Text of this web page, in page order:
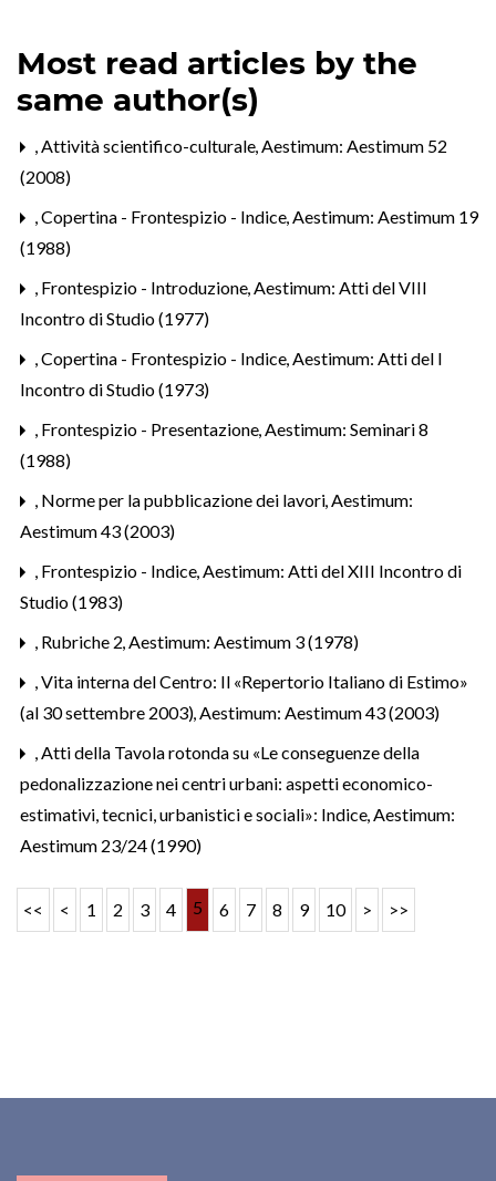
Most read articles by the
same author(s)
,Attività scientifico-culturale,Aestimum: Aestimum 52
(2008)
,Copertina - Frontespizio - Indice,Aestimum: Aestimum 19
(1988)
, Frontespizio - Introduzione,Aestimum: Atti del VIII
Incontro di Studio (1977)
,Copertina - Frontespizio - Indice,Aestimum: Atti del I
Incontro di Studio (1973)
, Frontespizio - Presentazione,Aestimum: Seminari 8
(1988)
, Norme per la pubblicazione dei lavori,Aestimum:
Aestimum 43 (2003)
, Frontespizio - Indice,Aestimum: Atti del XIII Incontro di
Studio (1983)
, Rubriche 2,Aestimum: Aestimum 3 (1978)
,Vita interna del Centro: Il «Repertorio Italiano di Estimo»
(al 30 settembre 2003),Aestimum: Aestimum 43 (2003)
,Atti della Tavola rotonda su «Le conseguenze della
pedonalizzazione nei centri urbani: aspetti economico-
estimativi, tecnici, urbanistici e sociali»: Indice,Aestimum:
Aestimum 23/24 (1990)
<< < 1 2 3 4 5 6 7 8 9 10 > >>